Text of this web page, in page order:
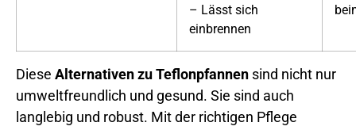
– Lässt sich
einbrennen
Diese Alternativen zu Teflonpfannen sind nicht nur
umweltfreundlich und gesund. Sie sind auch
langlebig und robust. Mit der richtigen Pflege